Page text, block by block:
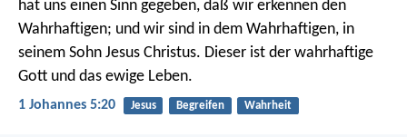
hat uns einen Sinn gegeben, daß wir erkennen den
Wahrhaftigen; und wir sind in dem Wahrhaftigen, in
seinem Sohn Jesus Christus. Dieser ist der wahrhaftige
Gott und das ewige Leben.
1 Johannes 5:20 Jesus Begreifen Wahrheit